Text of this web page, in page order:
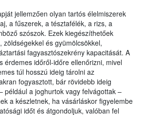
jellemzően olyan tartós élelmiszerek
a fűszerek, a tésztafélék, a rizs, a
szószok. Ezek kiegészíthetőek
zöldségekkel és gyümölcsökkel,
fagyasztószekrény kapacitását. A
érdemes időről-időre ellenőrizni, mivel
túl hosszú ideig tárolni az
fogyasztott, bár rövidebb ideig
például a joghurtok vagy felvágottak –
a készletnek, ha vásárláskor figyelembe
időt és átgondoljuk, valóban fel